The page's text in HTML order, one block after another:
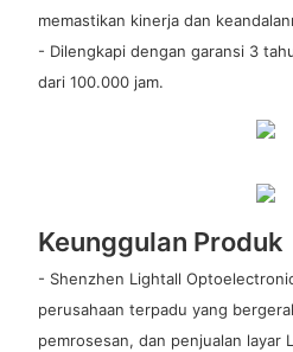
memastikan kinerja dan
- Dilengkapi dengan garansi 3
dari 100.000 jam.
Keunggulan Produk
- Shenzhen Lightall
perusahaan terpadu yang
pemrosesan, dan penjualan layar